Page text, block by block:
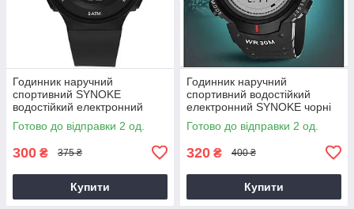
Годинник наручний
спортивний SYNOKE
водостійкий електронний
SYNOKE чорні
Готово до відправки 2 од.
300 ₴ 375 ₴
Купити
Годинник наручний
спортивний водостійкий
електронний SYNOKE чорні
Готово до відправки 2 од.
320 ₴ 400 ₴
Купити